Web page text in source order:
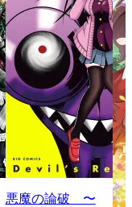
悪魔の論破 〜